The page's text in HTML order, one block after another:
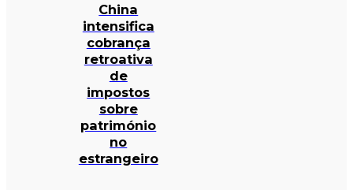
China
intensifica
cobrança
retroativa
de
impostos
sobre
património
no
estrangeiro